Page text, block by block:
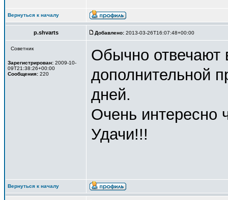
Вернуться к началу
p.shvarts Добавлено: 2013-03-26T16:07:48+00:00
Советник
Зарегистрирован: 2009-10-
09T21:38:26+00:00
Сообщения: 220
Обычно отвечают
дополнительной
дней.
Очень интересно
Удачи!!!
Вернуться к началу